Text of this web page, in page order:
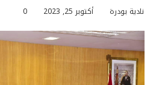
نادية بودرة أكتوبر 25, 2023 0